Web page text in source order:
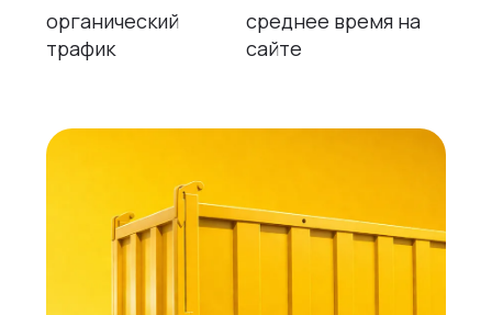
органический
трафик
среднее время на
сайте